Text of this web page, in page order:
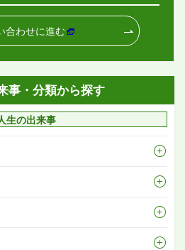
合わせに進む
事・分類から探す
生の出来事